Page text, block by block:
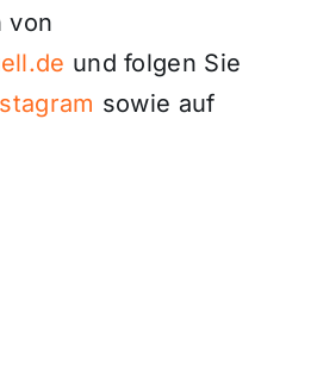
von
und folgen Sie
sowie auf